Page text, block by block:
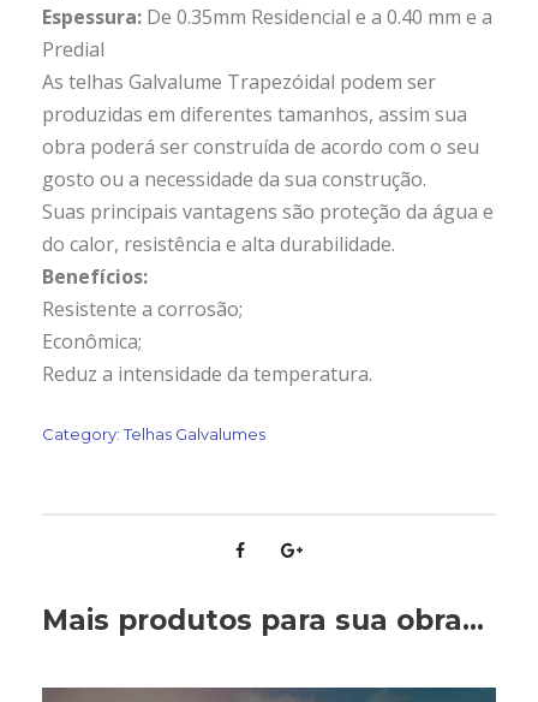
Espessura: De 0.35mm Residencial e a 0.40 mm e a
Predial
As telhas Galvalume Trapezóidal podem ser
produzidas em diferentes tamanhos, assim sua
obra poderá ser construída de acordo com o seu
gosto ou a necessidade da sua construção.
Suas principais vantagens são proteção da água e
do calor, resistência e alta durabilidade.
Benefícios:
Resistente a corrosão;
Econômica;
Reduz a intensidade da temperatura.
Category:Telhas Galvalumes
Mais produtos para sua obra...